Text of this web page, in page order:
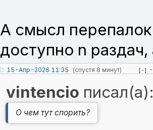
А смысл
доступно n
15-Апр-2026 11:35 (спустя 8 минут) [-]
vintencio
О чем тут спорить?